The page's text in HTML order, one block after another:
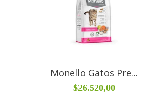
Monello Gatos Pre...
$26.520,00